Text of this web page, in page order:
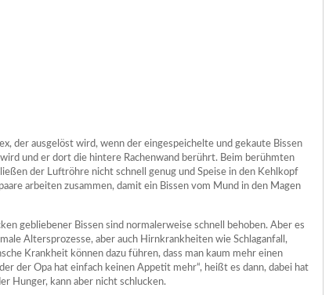
der ausgelöst wird, wenn der eingespeichelte und gekaute Bissen
und er dort die hintere Rachenwand berührt. Beim berühmten
der Luftröhre nicht schnell genug und Speise in den Kehlkopf
arbeiten zusammen, damit ein Bissen vom Mund in den Magen
gebliebener Bissen sind normalerweise schnell behoben. Aber es
Altersprozesse, aber auch Hirnkrankheiten wie Schlaganfall,
Krankheit können dazu führen, dass man kaum mehr einen
der Opa hat einfach keinen Appetit mehr“, heißt es dann, dabei hat
Hunger, kann aber nicht schlucken.